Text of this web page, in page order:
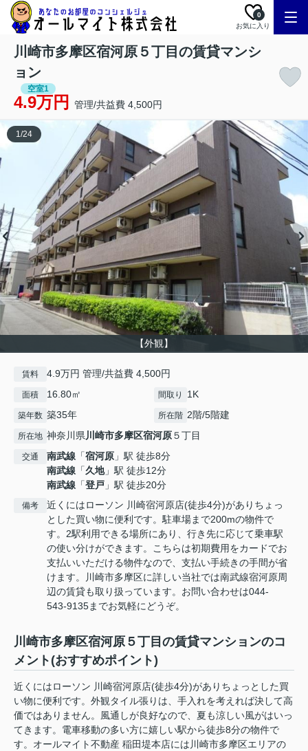
お気に入り
0
川崎市多摩区宿河原５丁目の賃貸マンシ
ョン
空室1
4.9万円 管理/共益費 4,500円
【外観】
1/24
賃料 4.9万円 管理/共益費 4,500円
面積 16.80㎡ 間取り 1K
築年数 築35年 所在階 2階/5階建
所在地 神奈川県川崎市多摩区宿河原５丁目
交通 南武線 「宿河原 」駅 徒歩8分
南武線 「久地」駅 徒歩12分
南武線 「登戸 」駅 徒歩20分
備考
近くにはローソン 川崎宿河原店(徒歩4分)がありちょっ
とした買い物に便利です。駐車場まで200mの物件で
す。2駅利用できる場所にあり、行き先に応じて乗車駅
の使い分けができます。こちらは初期費用をカードでお
支払いいただける物件なので、支払い手続きの手間が省
けます。川崎市多摩区に詳しい当社では南武線宿河原周
辺の賃貸も取り扱っています。お問い合わせは044-
543-9135までお気軽にどうぞ。
川崎市多摩区宿河原５丁目の賃貸マンションのコ
メント(おすすめポイント)
近くにはローソン 川崎宿河原店(徒歩4分)がありちょっとした買
い物に便利です。外観タイル張りは、手入れを考えれば決して高
価ではありません。風通しが良好なので、夏も涼しい風がはいっ
てきます。電車移動の多い方に嬉しい駅から徒歩8分の物件で
す。オールマイト不動産 稲田堤本店には川崎市多摩区エリアの